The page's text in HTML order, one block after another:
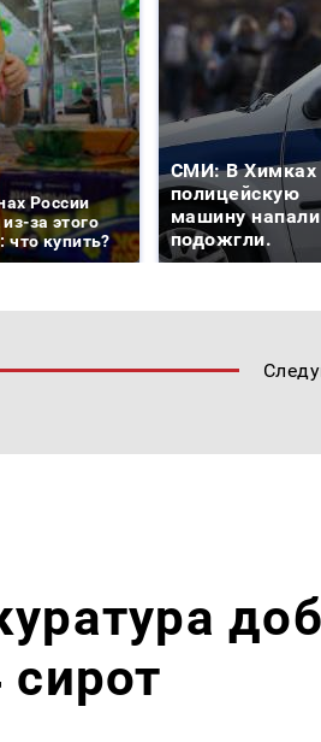
России
за этого
что купить?
СМИ: В Химках
полицейскую
машину
подожгли.